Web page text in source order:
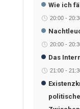
Wie ich
20:00-
20:00-
Das
21:00-